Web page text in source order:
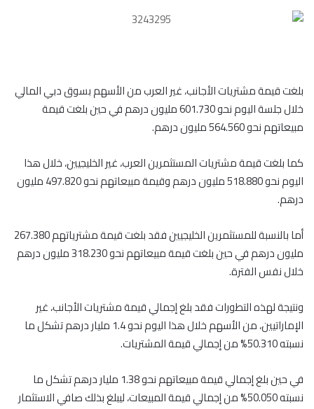
بلغت قيمة مشتريات الأجانب، غير العرب من الأسهم بسوق دبي المالي
خلال جلسة اليوم نحو 601.730 مليون درهم في حين بلغت قيمة
مبيعاتهم نحو 564.560 مليون درهم.
كما بلغت قيمة مشتريات المستثمرين العرب، غير الخليجيين، خلال هذا
اليوم نحو 518.880 مليون درهم وقيمة مبيعاتهم نحو 497.820 مليون
درهم.
أما بالنسبة للمستثمرين الخليجيين فقد بلغت قيمة مشترياتهم 267.380
مليون درهم في حين بلغت قيمة مبيعاتهم نحو 318.230 مليون درهم
خلال نفس الفترة.
ونتيجة لهذه التطورات فقد بلغ إجمالي قيمة مشتريات الأجانب، غير
الإماراتيين، من الأسهم خلال هذا اليوم نحو 1.4 مليار درهم تشكل ما
نسبته 50.310% من إجمالي قيمة المشتريات.
في حين بلغ إجمالي قيمة مبيعاتهم نحو 1.38 مليار درهم تشكل ما
نسبته 50.050% من إجمالي قيمة المبيعات، ليبلغ بذلك صافي الاستثمار